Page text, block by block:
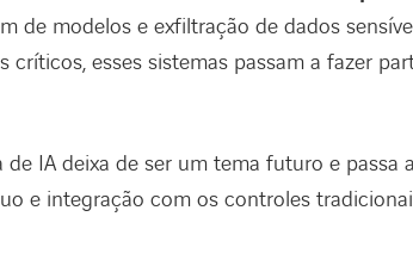
de modelos e exfiltração de dados
críticos, esses sistemas passam a fazer
de IA deixa de ser um tema futuro e passa
e integração com os controles